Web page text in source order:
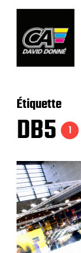
Étiquette
DB5 1